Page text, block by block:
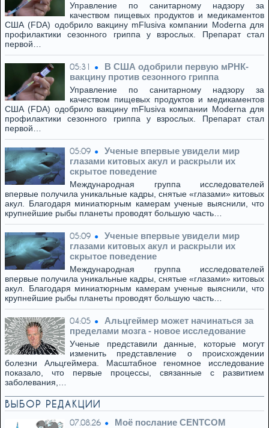
Управление по санитарному надзору за
качеством пищевых продуктов и медикаментов
США (FDA) одобрило вакцину mFlusiva компании Moderna для
профилактики сезонного гриппа у взрослых. Препарат стал
первой…
05:31
В США одобрили первую мРНК-
вакцину против сезонного гриппа
Управление по санитарному надзору за
качеством пищевых продуктов и медикаментов
США (FDA) одобрило вакцину mFlusiva компании Moderna для
профилактики сезонного гриппа у взрослых. Препарат стал
первой…
05:09
Ученые впервые увидели мир
глазами китовых акул и раскрыли их
скрытое поведение
Международная группа исследователей
впервые получила уникальные кадры, снятые «глазами» китовых
акул. Благодаря миниатюрным камерам ученые выяснили, что
крупнейшие рыбы планеты проводят большую часть…
05:09
Ученые впервые увидели мир
глазами китовых акул и раскрыли их
скрытое поведение
Международная группа исследователей
впервые получила уникальные кадры, снятые «глазами» китовых
акул. Благодаря миниатюрным камерам ученые выяснили, что
крупнейшие рыбы планеты проводят большую часть…
04:05
Альцгеймер может начинаться за
пределами мозга - новое исследование
Ученые представили данные, которые могут
изменить представление о происхождении
болезни Альцгеймера. Масштабное геномное исследование
показало, что первые процессы, связанные с развитием
заболевания,…
ВЫБОР РЕДАКЦИИ
07.08.26 Моё послание CENTCOM